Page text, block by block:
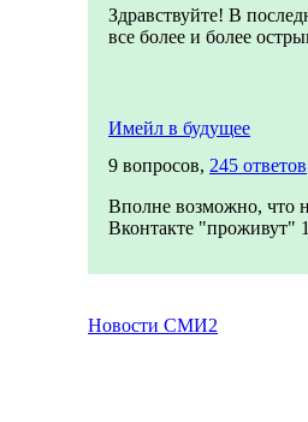
Здравствуйте! В
все более и более
Имейл в будущее
9 вопросов, 245 ответов
Вполне возможно, что
Вконтакте "проживут"
Новости СМИ2